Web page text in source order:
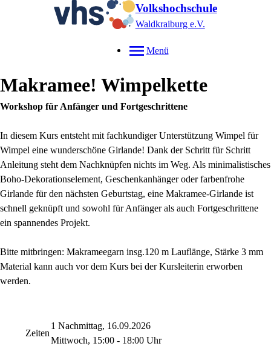
Volkshochschule
Waldkraiburg e.V.
Menü
Makramee! Wimpelkette
Workshop für Anfänger und Fortgeschrittene
In diesem Kurs entsteht mit fachkundiger Unterstützung Wimpel für
Wimpel eine wunderschöne Girlande! Dank der Schritt für Schritt
Anleitung steht dem Nachknüpfen nichts im Weg. Als minimalistisches
Boho-Dekorationselement, Geschenkanhänger oder farbenfrohe
Girlande für den nächsten Geburtstag, eine Makramee-Girlande ist
schnell geknüpft und sowohl für Anfänger als auch Fortgeschrittene
ein spannendes Projekt.
Bitte mitbringen: Makrameegarn insg.120 m Lauflänge, Stärke 3 mm
Material kann auch vor dem Kurs bei der Kursleiterin erworben
werden.
Zeiten
1 Nachmittag, 16.09.2026
Mittwoch, 15:00 - 18:00 Uhr